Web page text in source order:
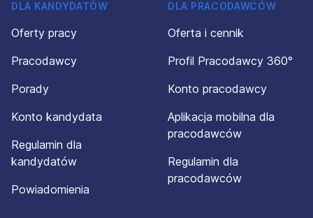
DLA KANDYDATÓW
Oferty pracy
Pracodawcy
Porady
Konto kandydata
Regulamin dla
kandydatów
Powiadomienia
DLA PRACODAWCÓW
Oferta i cennik
Profil Pracodawcy 360°
Konto pracodawcy
Aplikacja mobilna dla
pracodawców
Regulamin dla
pracodawców